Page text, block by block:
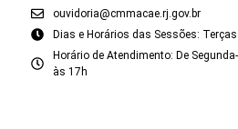
ouvidoria@cmmacae.rj.gov.br
Dias e Horários das Sessões:
Horário de Atendimento: De
às 17h